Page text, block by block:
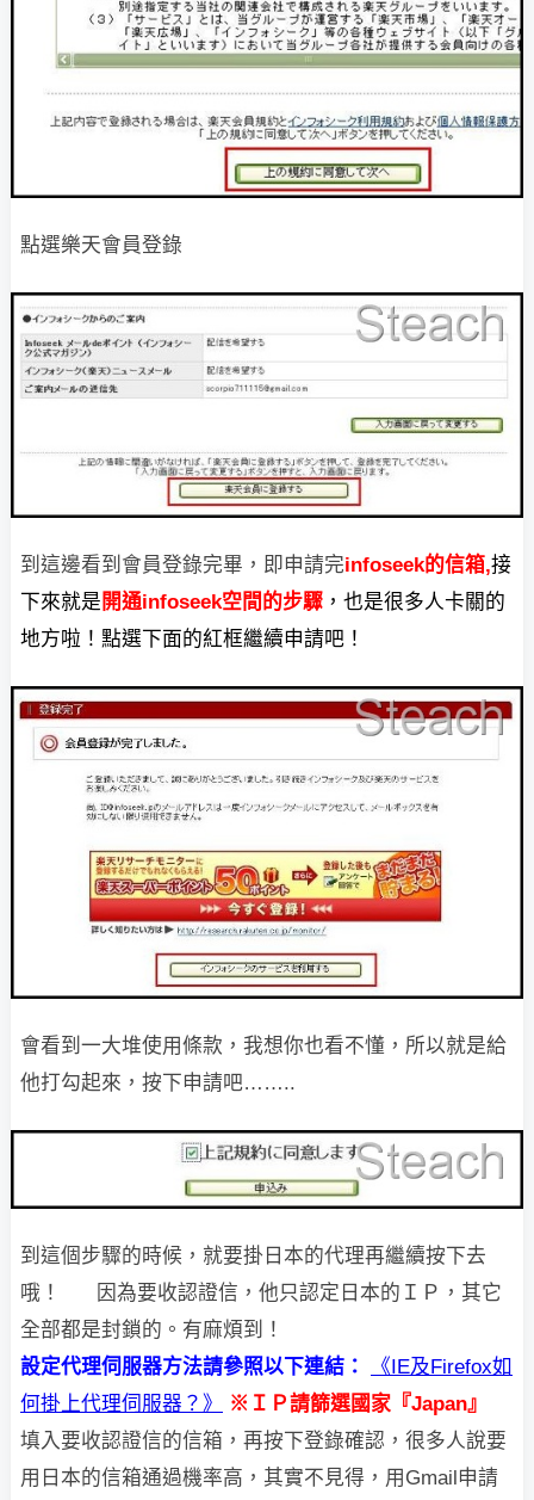
點選樂天會員登錄
到這邊看到會員登錄完畢，即申請完infoseek的信箱,接
下來就是 開通infoseek空間的步驟 ，也是很多人卡關的
地方啦！點選下面的紅框繼續申請吧！
會看到一大堆使用條款，我想你也看不懂，所以就是給
他打勾起來， 按下申請吧……..
到這個步驟的時候，就要掛日本的代理再繼續按下去
哦！
因為要收認證信，他只認定日本的ＩＰ，其它
全部都是封鎖的。有麻煩到！
設定代理伺服器方法請參照以下連結：
《IE及Firefox如
何掛上代理伺服器？》
※ＩＰ請篩選國家『Japan』
填入要收認證信的信箱，再按下登錄確認， 很多人說要
用日本的信箱通過機率高，其實不見得，用Gmail申請